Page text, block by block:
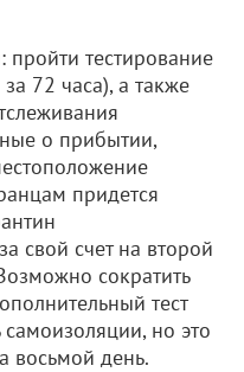
тестирование
72 часа), а также
о прибытии,
придется
свой счет на второй
сократить
тест
но это
восьмой день.